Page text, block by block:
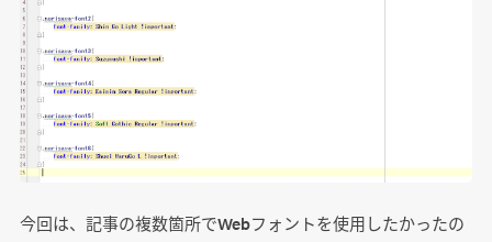
今回は、記事の複数箇所でWebフォントを使用したかったの